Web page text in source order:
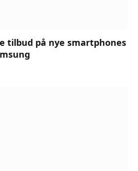
tilbud på nye smartphones